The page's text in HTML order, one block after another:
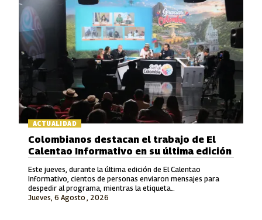
ACTUALIDAD
Jueves, 6 Agosto , 2026
Colombianos destacan el trabajo de El
Calentao Informativo en su última edición
Este jueves, durante la última edición de El Calentao
Informativo, cientos de personas enviaron mensajes para
despedir al programa, mientras la etiqueta
#ElCalentaoInformativo se convirtió en tendencia en redes